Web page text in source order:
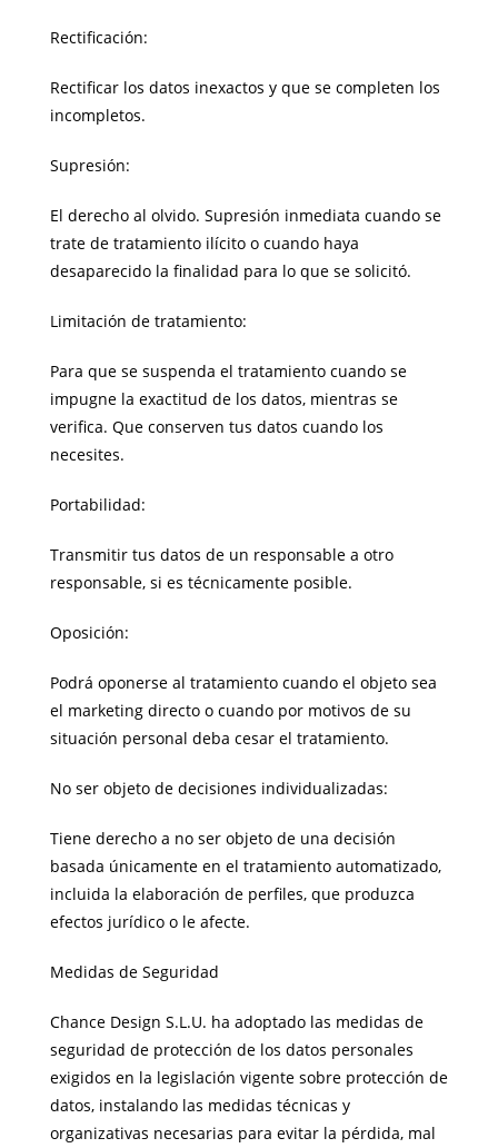
Rectificación:
Rectificar los datos inexactos y que se completen los
incompletos.
Supresión:
El derecho al olvido. Supresión inmediata cuando se
trate de tratamiento ilícito o cuando haya
desaparecido la finalidad para lo que se solicitó.
Limitación de tratamiento:
Para que se suspenda el tratamiento cuando se
impugne la exactitud de los datos, mientras se
verifica. Que conserven tus datos cuando los
necesites.
Portabilidad:
Transmitir tus datos de un responsable a otro
responsable, si es técnicamente posible.
Oposición:
Podrá oponerse al tratamiento cuando el objeto sea
el marketing directo o cuando por motivos de su
situación personal deba cesar el tratamiento.
No ser objeto de decisiones individualizadas:
Tiene derecho a no ser objeto de una decisión
basada únicamente en el tratamiento automatizado,
incluida la elaboración de perfiles, que produzca
efectos jurídico o le afecte.
Medidas de Seguridad
Chance Design S.L.U. ha adoptado las medidas de
seguridad de protección de los datos personales
exigidos en la legislación vigente sobre protección de
datos, instalando las medidas técnicas y
organizativas necesarias para evitar la pérdida, mal